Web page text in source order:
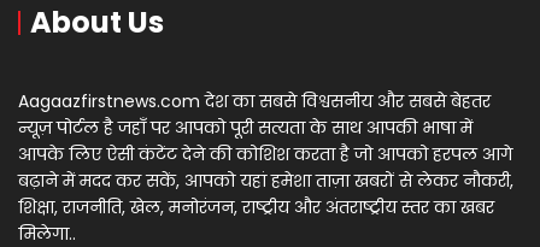
About Us
Aagaazfirstnews.com देश का सबसे विश्वसनीय और सबसे बेहतर
न्यूज़ पोर्टल है जहाँ पर आपको पूरी सत्यता के साथ आपकी भाषा में
आपके लिए ऐसी कंटेंट देने की कोशिश करता है जो आपको हरपल आगे
बढ़ाने में मदद कर सकें, आपको यहां हमेशा ताज़ा खबरों से लेकर नौकरी,
शिक्षा, राजनीति, खेल, मनोरंजन, राष्ट्रीय और अंतराष्ट्रीय स्तर का खबर
मिलेगा..